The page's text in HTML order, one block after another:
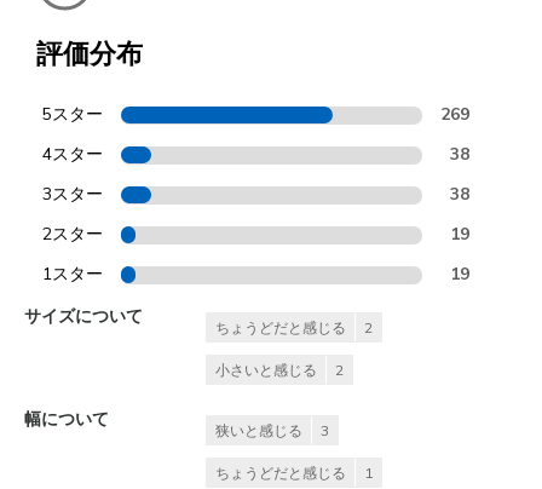
評価分布
5スター 269
4スター 38
3スター 38
2スター 19
1スター 19
サイズについて
ちょうどだと感じる 2
小さいと感じる 2
幅について
狭いと感じる 3
ちょうどだと感じる 1